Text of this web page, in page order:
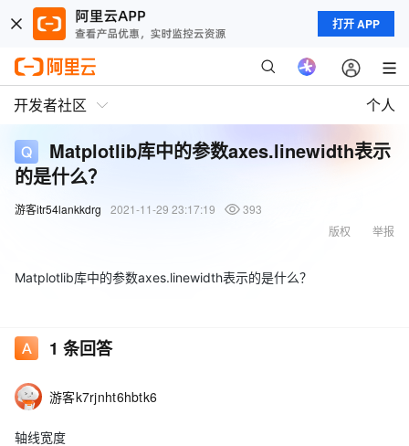
打开 APP
开发者社区 个人
Matplotlib库中的参数axes.linewidth表示
的是什么？
游客itr54lankkdrg 2021-11-29 23:17:19
393
举报
版权
Matplotlib库中的参数axes.linewidth表示的是什么？
1 条回答
游客k7rjnht6hbtk6
轴线宽度